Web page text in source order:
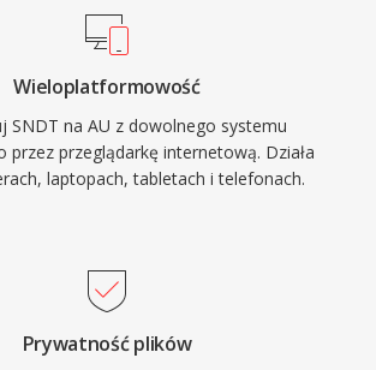
Wieloplatformowość
SNDT na AU z dowolnego systemu
przez przeglądarkę internetową. Działa
laptopach, tabletach i telefonach.
Prywatność plików